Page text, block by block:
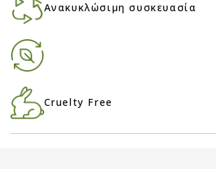
Ανακυκλώσιμη συσκευασία
Cruelty Free